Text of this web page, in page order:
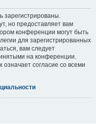
но предоставляет вам
конференции могут быть
для зарегистрированных
вам следует
на конференции.
согласие со всеми